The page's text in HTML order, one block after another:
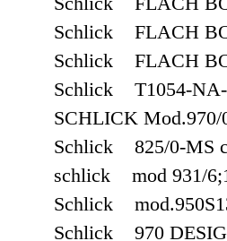
Schlick FLACH
Schlick FLACH
Schlick T1054-
SCHLICK Mod.970/
Schlick 825/0-MS
schlick mod 931/
Schlick
Schlick 970